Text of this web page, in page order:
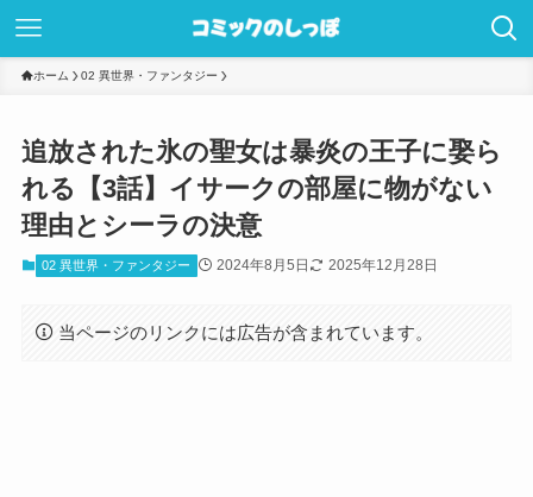
ホーム 02 異世界・ファンタジー
追放された氷の聖女は暴炎の王子に娶ら
れる【3話】イサークの部屋に物がない
理由とシーラの決意
02 異世界・ファンタジー 2024年8月5日 2025年12月28日
当ページのリンクには広告が含まれています。